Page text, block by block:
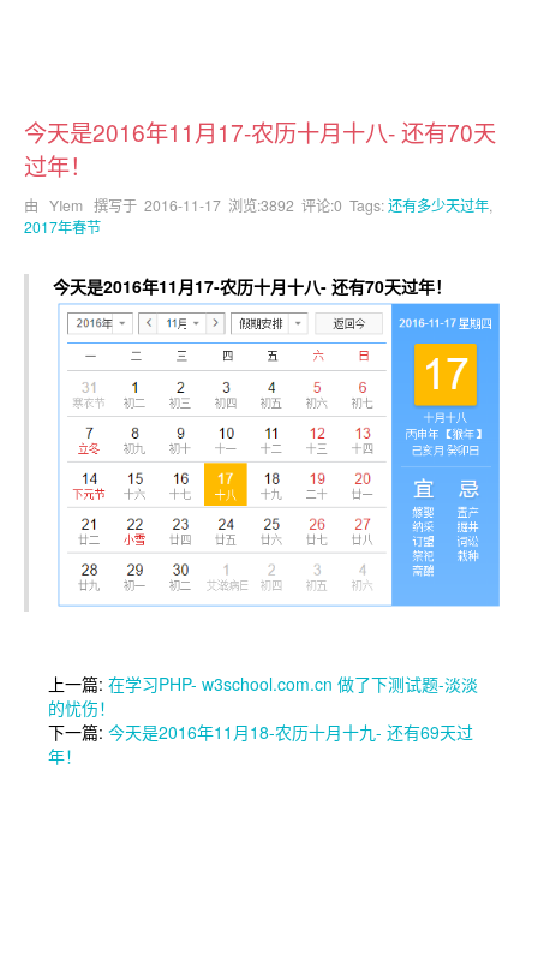
今天是2016年11月17-农历十月十八- 还有70天
过年！
由 YIem 撰写于 2016-11-17 浏览:3892 评论:0 Tags:还有多少天过年,
2017年春节
今天是2016年11月17-农历十月十八- 还有70天过年！
上一篇: 在学习PHP- w3school.com.cn 做了下测试题-淡淡
的忧伤！
下一篇: 今天是2016年11月18-农历十月十九- 还有69天过
年！